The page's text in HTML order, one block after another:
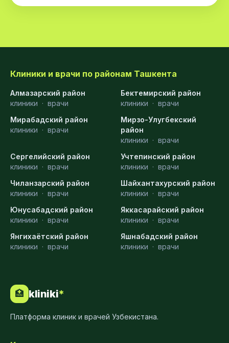
Клиники и врачи по районам Ташкента
Алмазарский район
клиники · врачи
Бектемирский район
клиники · врачи
Мирабадский район
клиники · врачи
Мирзо-Улугбекский
район
клиники · врачи
Сергелийский район
клиники · врачи
Учтепинский район
клиники · врачи
Чиланзарский район
клиники · врачи
Шайхантахурский район
клиники · врачи
Юнусабадский район
клиники · врачи
Яккасарайский район
клиники · врачи
Янгихаётский район
клиники · врачи
Яшнабадский район
клиники · врачи
🏥 kliniki*
Платформа клиник и врачей Узбекистана.